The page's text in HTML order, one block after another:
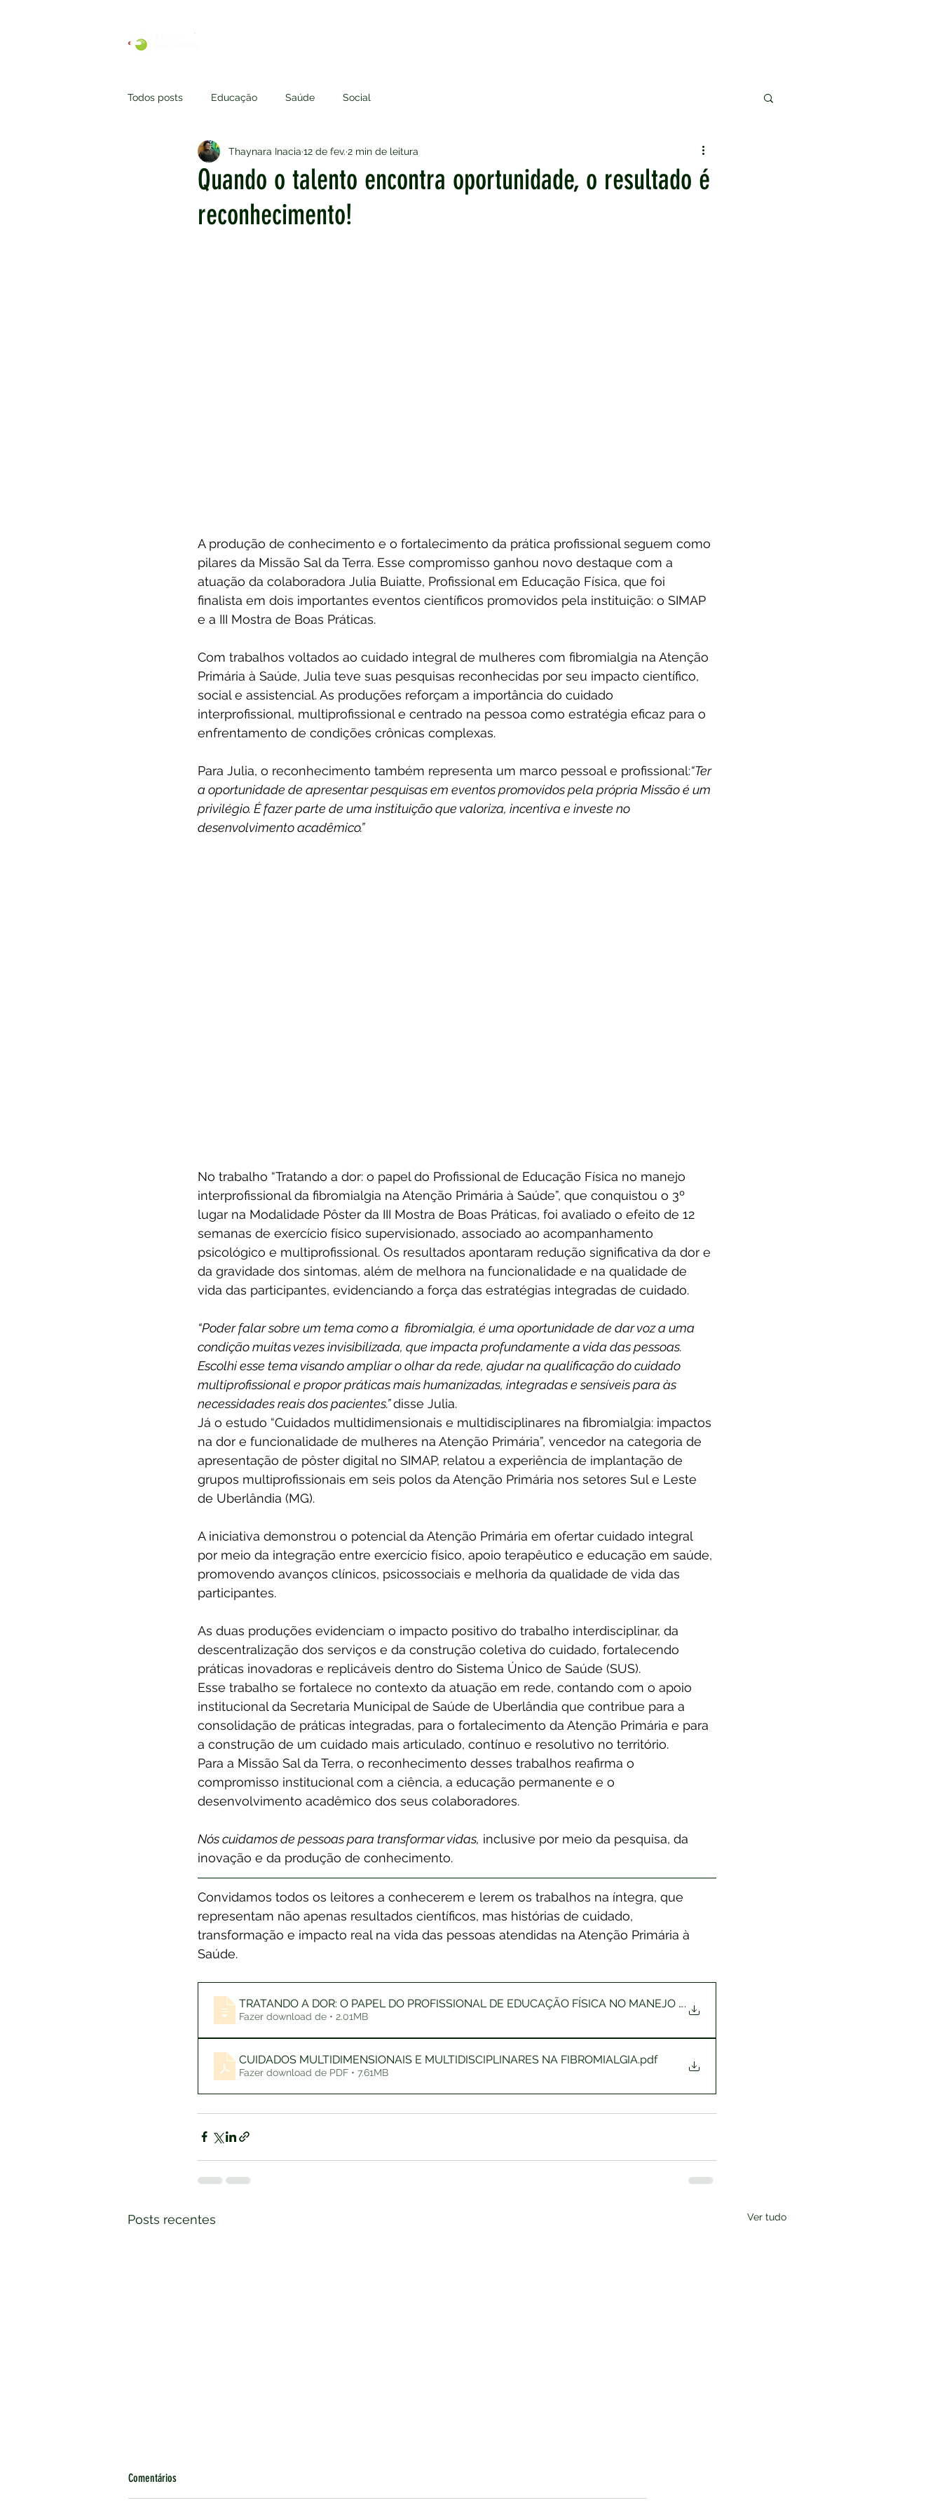
Todos posts Educação Saúde Social
Quando o talento encontra oportunidade, o resultado é
reconhecimento!
Thaynara Inacia 12 de fev. 2 min de leitura
A produção de conhecimento e o fortalecimento da prática profissional seguem como
pilares da Missão Sal da Terra. Esse compromisso ganhou novo destaque com a
atuação da colaboradora Julia Buiatte, Profissional em Educação Física, que foi
finalista em dois importantes eventos científicos promovidos pela instituição: o SIMAP
e a III Mostra de Boas Práticas.
Com trabalhos voltados ao cuidado integral de mulheres com fibromialgia na Atenção
Primária à Saúde, Julia teve suas pesquisas reconhecidas por seu impacto científico,
social e assistencial. As produções reforçam a importância do cuidado
interprofissional, multiprofissional e centrado na pessoa como estratégia eficaz para o
enfrentamento de condições crônicas complexas.
Para Julia, o reconhecimento também representa um marco pessoal e profissional:“Ter
a oportunidade de apresentar pesquisas em eventos promovidos pela própria Missão é um
privilégio. É fazer parte de uma instituição que valoriza, incentiva e investe no
desenvolvimento acadêmico.”
No trabalho “Tratando a dor: o papel do Profissional de Educação Física no manejo
interprofissional da fibromialgia na Atenção Primária à Saúde”, que conquistou o 3º
lugar na Modalidade Pôster da III Mostra de Boas Práticas, foi avaliado o efeito de 12
semanas de exercício físico supervisionado, associado ao acompanhamento
psicológico e multiprofissional. Os resultados apontaram redução significativa da dor e
da gravidade dos sintomas, além de melhora na funcionalidade e na qualidade de
vida das participantes, evidenciando a força das estratégias integradas de cuidado.
“Poder falar sobre um tema como a  fibromialgia, é uma oportunidade de dar voz a uma
condição muitas vezes invisibilizada, que impacta profundamente a vida das pessoas.
Escolhi esse tema visando ampliar o olhar da rede, ajudar na qualificação do cuidado
multiprofissional e propor práticas mais humanizadas, integradas e sensíveis para às
necessidades reais dos pacientes.” disse Julia.
Já o estudo “Cuidados multidimensionais e multidisciplinares na fibromialgia: impactos
na dor e funcionalidade de mulheres na Atenção Primária”, vencedor na categoria de
apresentação de pôster digital no SIMAP, relatou a experiência de implantação de
grupos multiprofissionais em seis polos da Atenção Primária nos setores Sul e Leste
de Uberlândia (MG).
A iniciativa demonstrou o potencial da Atenção Primária em ofertar cuidado integral
por meio da integração entre exercício físico, apoio terapêutico e educação em saúde,
promovendo avanços clínicos, psicossociais e melhoria da qualidade de vida das
participantes.
As duas produções evidenciam o impacto positivo do trabalho interdisciplinar, da
descentralização dos serviços e da construção coletiva do cuidado, fortalecendo
práticas inovadoras e replicáveis dentro do Sistema Único de Saúde (SUS).
Esse trabalho se fortalece no contexto da atuação em rede, contando com o apoio
institucional da Secretaria Municipal de Saúde de Uberlândia que contribue para a
consolidação de práticas integradas, para o fortalecimento da Atenção Primária e para
a construção de um cuidado mais articulado, contínuo e resolutivo no território.
Para a Missão Sal da Terra, o reconhecimento desses trabalhos reafirma o
compromisso institucional com a ciência, a educação permanente e o
desenvolvimento acadêmico dos seus colaboradores.
Nós cuidamos de pessoas para transformar vidas, inclusive por meio da pesquisa, da
inovação e da produção de conhecimento.
Convidamos todos os leitores a conhecerem e lerem os trabalhos na íntegra, que
representam não apenas resultados científicos, mas histórias de cuidado,
transformação e impacto real na vida das pessoas atendidas na Atenção Primária à
Saúde.
TRATANDO A DOR: O PAPEL DO PROFISSIONAL DE EDUCAÇÃO FÍSICA NO MANEJO INTERPROFISSIONAL DA
.
Fazer download de • 2.01MB
CUIDADOS MULTIDIMENSIONAIS E MULTIDISCIPLINARES NA FIBROMIALGIA.pdf
Fazer download de PDF • 7.61MB
Posts recentes Ver tudo
Comentários